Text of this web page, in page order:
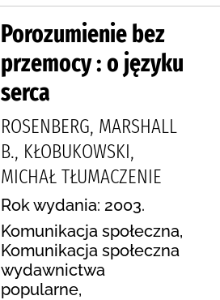
Porozumienie bez
przemocy : o języku
serca
ROSENBERG, MARSHALL
B., KŁOBUKOWSKI,
MICHAŁ TŁUMACZENIE
Rok wydania: 2003.
Komunikacja społeczna,
Komunikacja społeczna
wydawnictwa
popularne,